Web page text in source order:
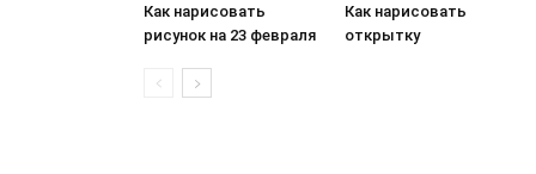
Как нарисовать
рисунок на 23 февраля
Как нарисовать
открытку